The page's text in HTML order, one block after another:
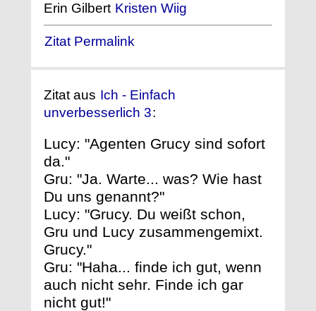
Erin Gilbert Kristen Wiig
Zitat Permalink
Zitat aus Ich - Einfach
unverbesserlich 3:
Lucy: "Agenten Grucy sind sofort
da."
Gru: "Ja. Warte... was? Wie hast
Du uns genannt?"
Lucy: "Grucy. Du weißt schon,
Gru und Lucy zusammengemixt.
Grucy."
Gru: "Haha... finde ich gut, wenn
auch nicht sehr. Finde ich gar
nicht gut!"